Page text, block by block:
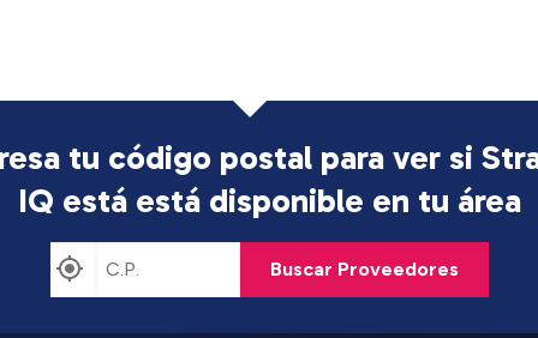
tu código postal para ver si
IQ está está disponible en tu área
Buscar Proveedores